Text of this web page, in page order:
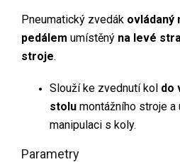
Pneumatický zvedák ovládaný
pedálem umístěný na levé
stroje.
Slouží ke zvednutí kol do
stolu montážního stroje a
manipulaci s koly.
Parametry